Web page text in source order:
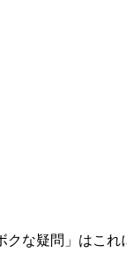
疑問」はこれ